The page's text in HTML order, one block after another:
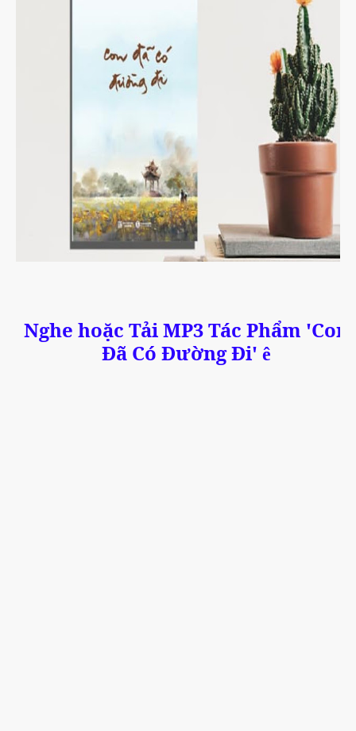
Nghe hoặc Tải MP3 Tác Phẩm 'Con
Đã Có Đường Đi' ê